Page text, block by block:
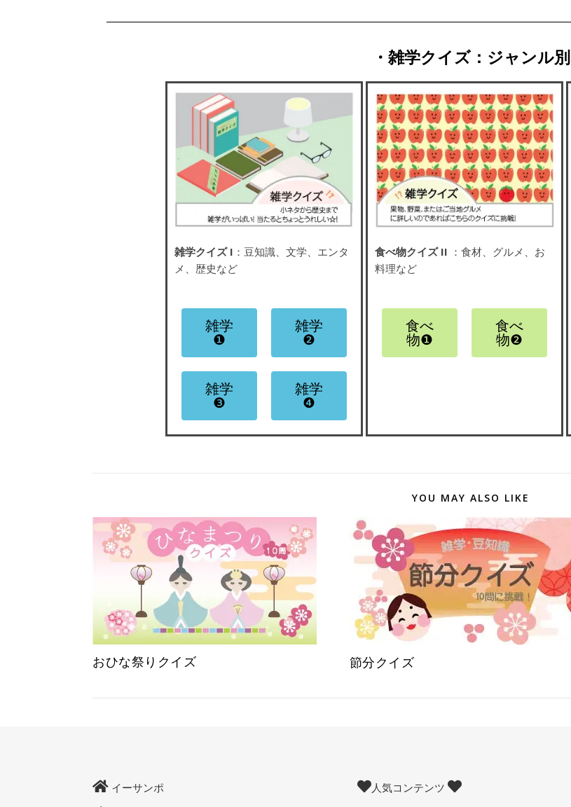
・雑学クイズ：ジャンル別
雑学クイズ I ：豆知識、文学、エンタ
メ、歴史など
雑学
❶
雑学
❷
雑学
❸
雑学
❹
食べ物クイズ II ：食材、グルメ、お
料理など
食べ
物❶
食べ
物❷
YOU MAY ALSO LIKE
おひな祭りクイズ 節分クイズ
イーサンポ
人気コンテンツ